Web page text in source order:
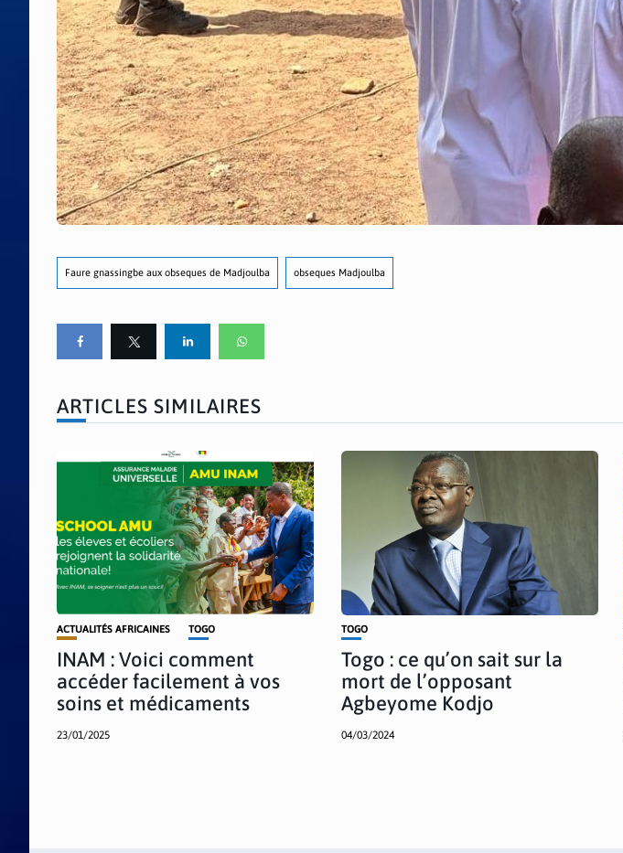
Faure gnassingbe aux obseques de Madjoulba obseques Madjoulba
ARTICLES SIMILAIRES
ACTUALITÉS AFRICAINES TOGO
INAM : Voici comment
accéder facilement à vos
soins et médicaments
23/01/2025
TOGO
Togo : ce qu’on sait sur la
mort de l’opposant
Agbeyome Kodjo
04/03/2024